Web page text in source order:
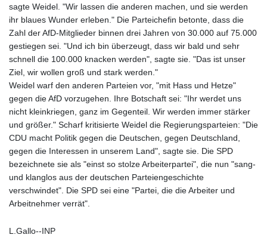
sagte Weidel. "Wir lassen die anderen machen, und sie werden
ihr blaues Wunder erleben." Die Parteichefin betonte, dass die
Zahl der AfD-Mitglieder binnen drei Jahren von 30.000 auf 75.000
gestiegen sei. "Und ich bin überzeugt, dass wir bald und sehr
schnell die 100.000 knacken werden", sagte sie. "Das ist unser
Ziel, wir wollen groß und stark werden."
Weidel warf den anderen Parteien vor, "mit Hass und Hetze"
gegen die AfD vorzugehen. Ihre Botschaft sei: "Ihr werdet uns
nicht kleinkriegen, ganz im Gegenteil. Wir werden immer stärker
und größer." Scharf kritisierte Weidel die Regierungsparteien: "Die
CDU macht Politik gegen die Deutschen, gegen Deutschland,
gegen die Interessen in unserem Land", sagte sie. Die SPD
bezeichnete sie als "einst so stolze Arbeiterpartei", die nun "sang-
und klanglos aus der deutschen Parteiengeschichte
verschwindet". Die SPD sei eine "Partei, die die Arbeiter und
Arbeitnehmer verrät".
L.Gallo--INP